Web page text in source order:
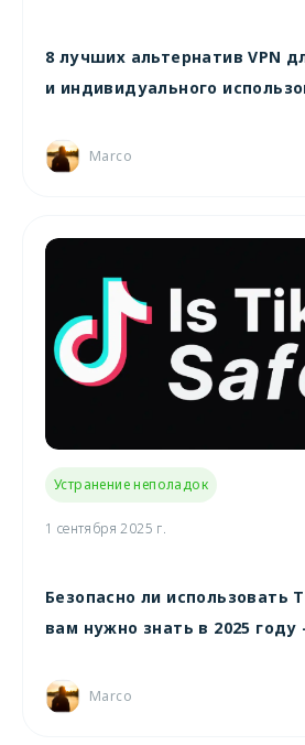
8 лучших альтернатив VPN
и индивидуального
Marco
Устранение неполадок
1 сентября 2025 г.
Безопасно ли использовать
вам нужно знать в 2025 году -
Marco